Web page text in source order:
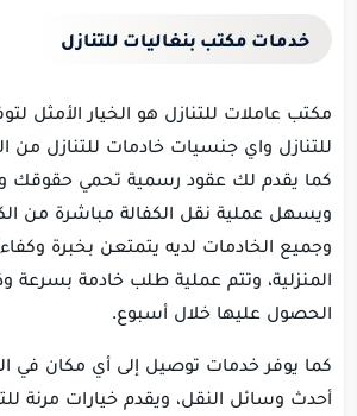
خدمات مكتب بنغاليات للتنازل
مكتب عاملات للتنازل هو الخيار الأمثل
للتنازل واي جنسيات خادمات للتنازل من
كما يقدم لك عقود رسمية تحمي حقوقك
ويسهل عملية نقل الكفالة مباشرة من
وجميع الخادمات لديه يتمتعن بخبرة
المنزلية، وتتم عملية طلب خادمة بسرعة
الحصول عليها خلال أسبوع.
كما يوفر خدمات توصيل إلى أي مكان في
أحدث وسائل النقل، ويقدم خيارات مرنة